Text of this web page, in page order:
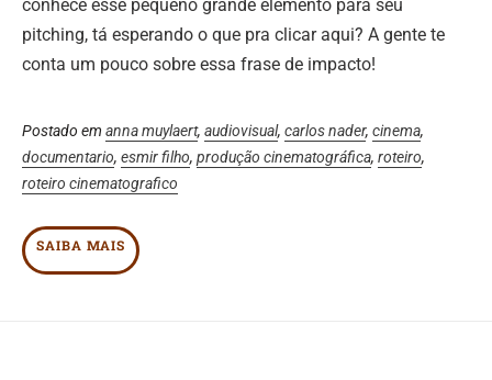
conhece esse pequeno grande elemento para seu
pitching, tá esperando o que pra clicar aqui? A gente te
conta um pouco sobre essa frase de impacto!
Postado em anna muylaert, audiovisual, carlos nader, cinema,
documentario, esmir filho, produção cinematográfica, roteiro,
roteiro cinematografico
SAIBA MAIS